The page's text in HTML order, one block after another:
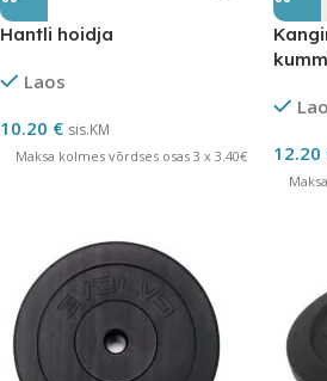
Hantli hoidja
Laos
10.20 € sis.KM
Maksa kolmes võrdses osas 3 x 3.40€
12.20